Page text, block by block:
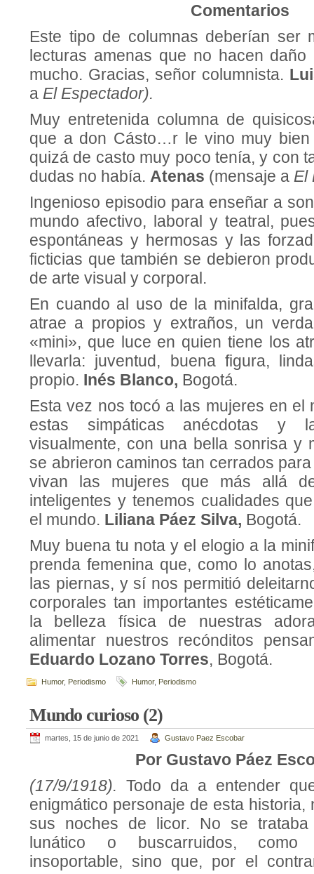
Comentarios
Este tipo de columnas deberían ser
lecturas amenas que no hacen
mucho. Gracias, señor columnista.
a El Espectador).
Muy entretenida columna de
que a don Cásto…r le vino muy
quizá de casto muy poco tenía, y con
dudas no había. Atenas (mensaje a El
Ingenioso episodio para enseñar a
mundo afectivo, laboral y teatral,
espontáneas y hermosas y las
ficticias que también se debieron
de arte visual y corporal.
En cuando al uso de la minifalda,
atrae a propios y extraños, un
«mini», que luce en quien tiene los
llevarla: juventud, buena figura,
propio. Inés Blanco, Bogotá.
Esta vez nos tocó a las mujeres en el
estas simpáticas anécdotas y
visualmente, con una bella sonrisa y
se abrieron caminos tan cerrados
vivan las mujeres que más allá
inteligentes y tenemos cualidades
el mundo. Liliana Páez Silva, Bogotá.
Muy buena tu nota y el elogio a la
prenda femenina que, como lo
las piernas, y sí nos permitió
corporales tan importantes
la belleza física de nuestras
alimentar nuestros recónditos
Eduardo Lozano Torres, Bogotá.
Humor, Periodismo Humor, Periodismo
Mundo curioso (2)
martes, 15 de junio de 2021 Gustavo Paez Escobar
Por Gustavo Páez
(17/9/1918). Todo da a entender
enigmático personaje de esta historia,
sus noches de licor. No se
lunático o buscarruidos, como
insoportable, sino que, por el